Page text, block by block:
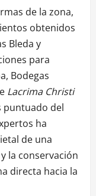
de la zona,
obtenidos
Bleda y
para
Bodegas
Lacrima Christi
puntuado del
ha
de una
la conservación
directa hacia la